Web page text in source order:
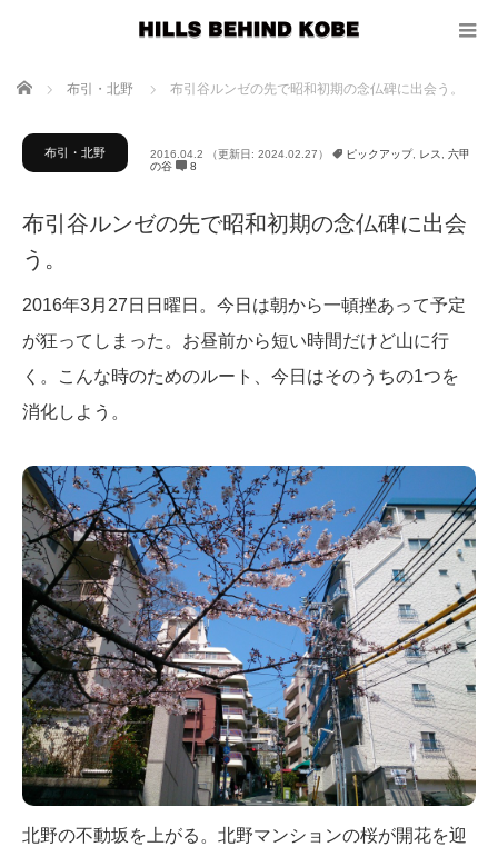
ホーム 布引・北野 布引谷ルンゼの先で昭和初期の念仏碑に出会う。
布引・北野 2016.04.2 （更新日: 2024.02.27） ピックアップ, レス
六甲
の谷
8
布引谷ルンゼの先で昭和初期の念仏碑に出会
う。
2016年3月27日日曜日。今日は朝から一頓挫あって予定
が狂ってしまった。お昼前から短い時間だけど山に行
く。こんな時のためのルート、今日はそのうちの1つを
消化しよう。
北野の不動坂を上がる。北野マンションの桜が開花を迎